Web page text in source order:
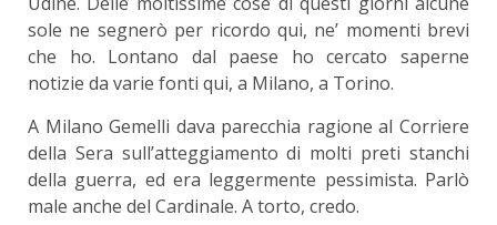
sole ne segnerò per ricordo qui, ne’ momenti brevi
che ho. Lontano dal paese ho cercato saperne
notizie da varie fonti qui, a Milano, a Torino.
A Milano Gemelli dava parecchia ragione al Corriere
della Sera sull’atteggiamento di molti preti stanchi
della guerra, ed era leggermente pessimista. Parlò
male anche del Cardinale. A torto, credo.